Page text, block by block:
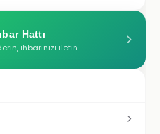
Hattı
ihbarınızı iletin